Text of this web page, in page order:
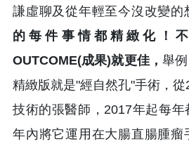
謙虛聊及從年輕至今沒改變的
的每件事情都精緻化！
OUTCOME(成果)就更佳， 舉
精緻版就是"經自然孔"手術，
技術的張醫師，2017年起每
年內將它運用在大腸直腸腫瘤